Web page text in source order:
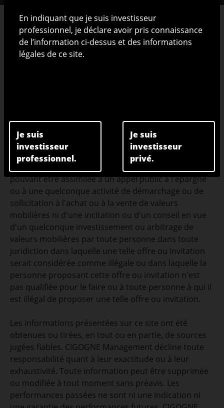
RESTRICTIONS LEGALES
Nature de l'information disponible sur ce site
Les informations publiées sur le site ne sont
constitutives ni d'une offre de produits ou de services
pouvant être assimilée à un appel public à l'épargne
ou à une quelconque activité de démarchage ou de
sollicitation à l'achat ou à la vente de valeurs
mobilières ni d'une incitation ou d'un conseil en vue
d'un quelconque investissement ou arbitrage de
valeurs mobilières par toute personne dans toute
juridiction dans laquelle une telle offre ou invitation
serait considérée comme illégale ou dans laquelle la
personne proposant cette offre ou invitation n'est
pas qualifiée pour le faire ou à toute personne à qui il
est illégal de proposer une telle offre ou invitation.
Les informations présentées sur ce site ont été
obtenues ou tirées, en tout ou en partie, de sources
jugées fiables. CIGOGNE Management décline toute
responsabilité quant à leur exactitude ou à leur
exhaustivité. Toute information peut être supprimée
ou modifiée à tout moment sans préavis. Les
performances passées ne sont ni une indication ni
En indiquant que je suis investisseur
professionnel, je déclare avoir pris connaissance
de l’information ci-dessus et des informations
légales de ce site.
Je suis
investisseur
professionnel.
Je suis
investisseur
privé.